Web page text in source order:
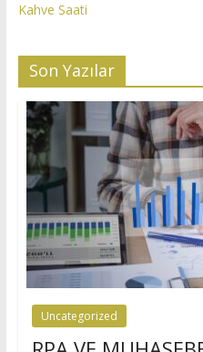
Kahve Saati
Son Yazılar
Uncategorized